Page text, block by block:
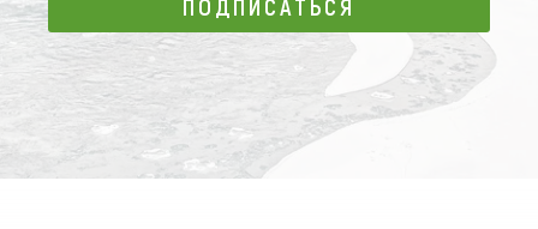
ПОДПИСАТЬСЯ
ПОДПИСАТЬСЯ